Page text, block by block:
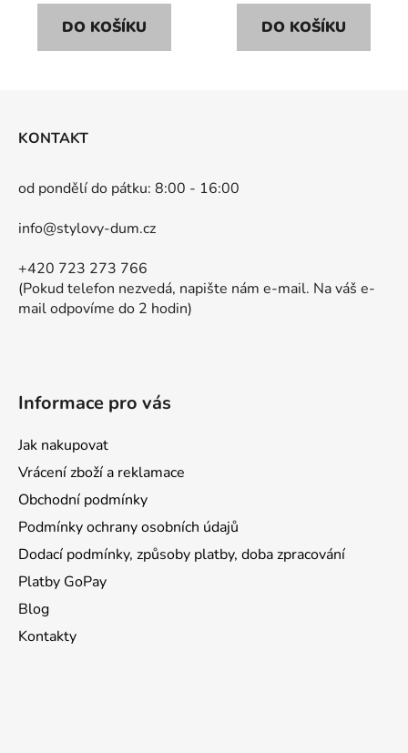
DO KOŠÍKU DO KOŠÍKU
KONTAKT
od pondělí do pátku: 8:00 - 16:00
info@stylovy-dum.cz
+420 723 273 766
(Pokud telefon nezvedá, napište nám e-mail. Na váš e-
mail odpovíme do 2 hodin)
Informace pro vás
Jak nakupovat
Vrácení zboží a reklamace
Obchodní podmínky
Podmínky ochrany osobních údajů
Dodací podmínky, způsoby platby, doba zpracování
Platby GoPay
Blog
Kontakty